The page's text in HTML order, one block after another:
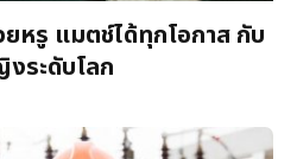
หรู แมตช์ได้ทุกโอกาส กับ
ระดับโลก